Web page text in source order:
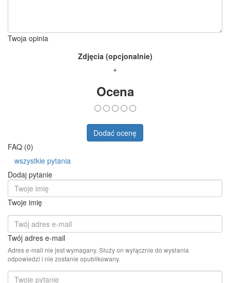
Twoja opinia
Zdjęcia (opcjonalnie)
+
Ocena
Dodać ocenę
FAQ (0)
wszystkie pytania
Dodaj pytanie
Twoje imię
Twój adres e-mail
Adres e-mail nie jest wymagany. Służy on wyłącznie do wysłania
odpowiedzi i nie zostanie opublikowany.